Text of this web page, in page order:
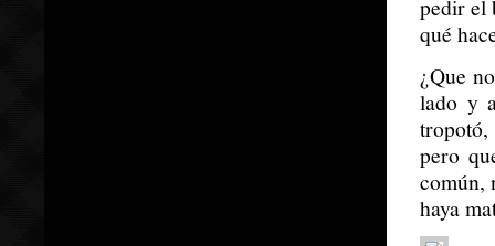
pedir el
qué
¿Que
lado y
pero
común,
haya